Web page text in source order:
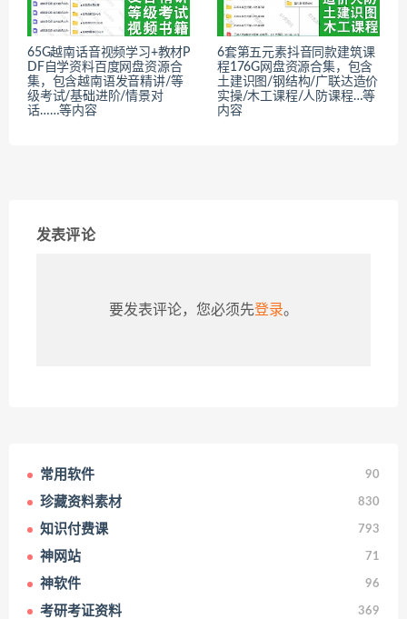
65G越南话音视频学习+教材P
DF自学资料百度网盘资源合
集，包含越南语发音精讲/等
级考试/基础进阶/情景对
话……等内容
6套第五元素抖音同款建筑课
程176G网盘资源合集，包含
土建识图/钢结构/广联达造价
实操/木工课程/人防课程…等
内容
发表评论
要发表评论，您必须先登录。
常用软件 90
珍藏资料素材 830
知识付费课 793
神网站 71
神软件 96
考研考证资料 369